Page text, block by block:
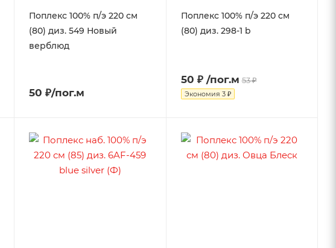
Поплекс 100% п/э 220 см
(80) диз. 549 Новый
верблюд
50 ₽/пог.м
Поплекс 100% п/э 220 см
(80) диз. 298-1 b
50 ₽ /пог.м 53 ₽
Экономия 3 ₽